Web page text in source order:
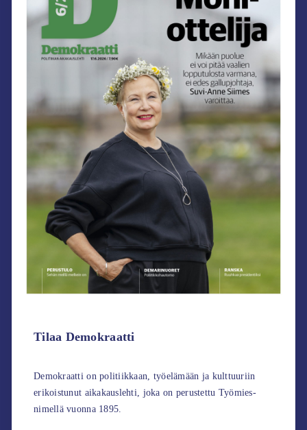
Tilaa Demokraatti
Demokraatti on politiikkaan, työelämään ja kulttuuriin
erikoistunut aikakauslehti, joka on perustettu Työmies-
nimellä vuonna 1895.